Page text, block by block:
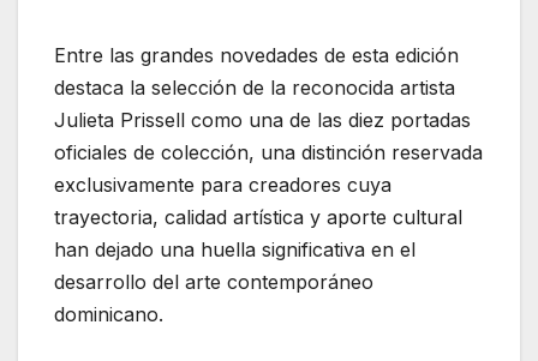
Entre las grandes novedades de esta edición
destaca la selección de la reconocida artista
Julieta Prissell como una de las diez portadas
oficiales de colección, una distinción reservada
exclusivamente para creadores cuya
trayectoria, calidad artística y aporte cultural
han dejado una huella significativa en el
desarrollo del arte contemporáneo
dominicano.